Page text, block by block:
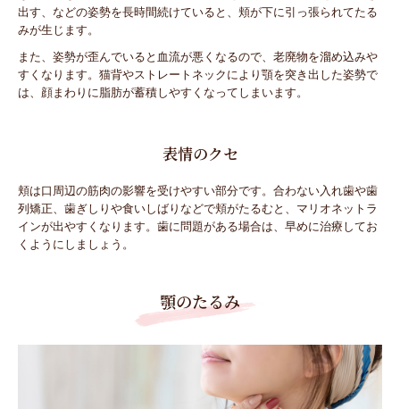
出す、などの姿勢を長時間続けていると、頬が下に引っ張られてたる
みが生じます。
また、姿勢が歪んでいると血流が悪くなるので、老廃物を溜め込みや
すくなります。猫背やストレートネックにより顎を突き出した姿勢で
は、顔まわりに脂肪が蓄積しやすくなってしまいます。
表情のクセ
頬は口周辺の筋肉の影響を受けやすい部分です。合わない入れ歯や歯
列矯正、歯ぎしりや食いしばりなどで頬がたるむと、マリオネットラ
インが出やすくなります。歯に問題がある場合は、早めに治療してお
くようにしましょう。
顎のたるみ